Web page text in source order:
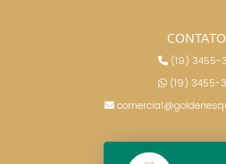
(19) 3455-
(19) 3455-